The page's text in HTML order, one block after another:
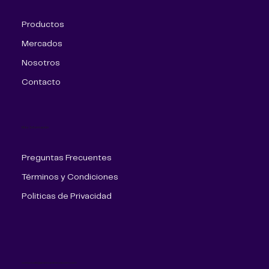
contactoalt@americanlinetelecom.com
Más Información
Preguntas Frecuentes
Términos y Condiciones
Politicas de Privacidad
Productos
Mercados
Nosotros
Contacto